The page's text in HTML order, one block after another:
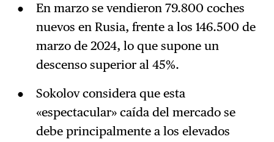
En marzo se vendieron 79.800 coches
nuevos en Rusia, frente a los 146.500 de
marzo de 2024, lo que supone un
descenso superior al 45%.
Sokolov considera que esta
«espectacular» caída del mercado se
debe principalmente a los elevados